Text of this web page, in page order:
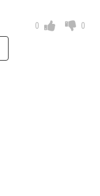
0 0